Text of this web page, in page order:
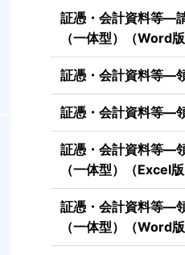
証憑・会計資料等―
（一体型）（Word版
証憑・会計資料等―
証憑・会計資料等―
証憑・会計資料等―
（一体型）（Excel版
証憑・会計資料等―
（一体型）（Word版